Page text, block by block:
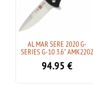
AL MAR SERE 2020 G-
SERIES G-10 3.6" AMK2202
94.95 €